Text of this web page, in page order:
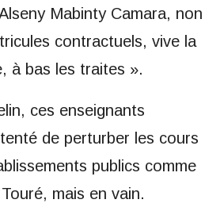
Mabinty Camara, non
contractuels, vive la
à bas les traites ».
ces enseignants
de perturber les cours
publics comme
mais en vain.